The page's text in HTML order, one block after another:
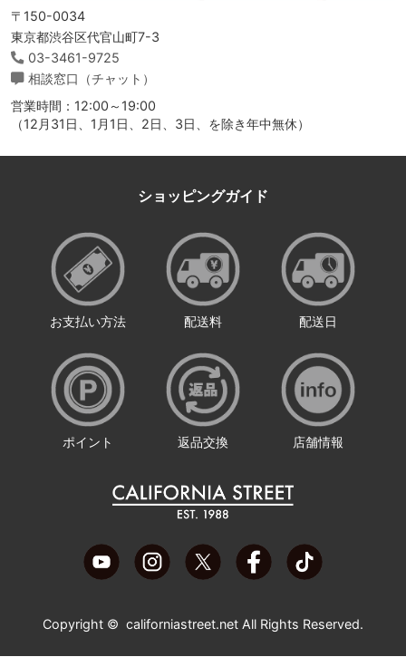
〒150-0034
東京都渋谷区代官山町7-3
03-3461-9725
相談窓口（チャット）
営業時間：12:00～19:00
（12月31日、1月1日、2日、3日、を除き年中無休）
ショッピングガイド
お支払い方法 配送料 配送日
ポイント 返品交換 店舗情報
Copyright © californiastreet.net All Rights Reserved.